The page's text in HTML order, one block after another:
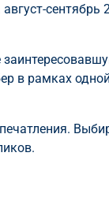
сентябрь
в рамках одной